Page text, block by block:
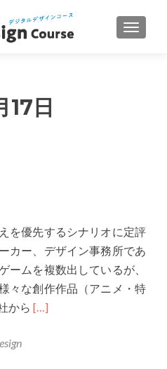
ナビゲ
日
を優先するシナリオに定評
カー、デザイン事務所であ
ームを複数出しているが、
々な創作作品（アニメ・特
から Read
[…]